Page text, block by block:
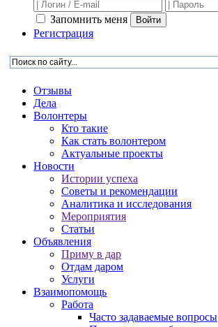
Запомнить меня Войти
Регистрация
Отзывы
Дела
Волонтеры
Кто такие
Как стать волонтером
Актуальные проекты
Новости
Истории успеха
Советы и рекомендации
Аналитика и исследования
Мероприятия
Статьи
Объявления
Приму в дар
Отдам даром
Услуги
Взаимопомощь
Работа
Часто задаваемые вопросы